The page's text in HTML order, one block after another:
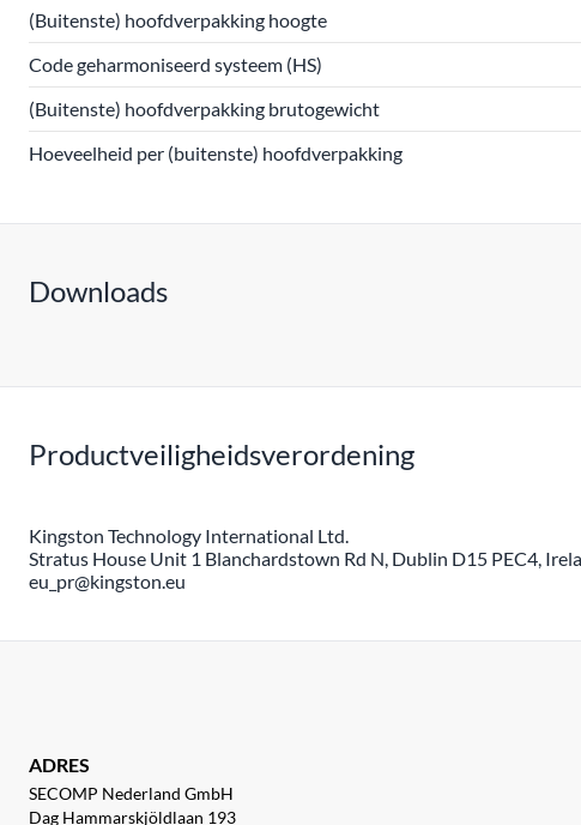
(Buitenste) hoofdverpakking hoogte
Code geharmoniseerd systeem (HS)
(Buitenste) hoofdverpakking brutogewicht
Hoeveelheid per (buitenste) hoofdverpakking
Downloads
Productveiligheidsverordening
Kingston Technology International Ltd.
Stratus House Unit 1 Blanchardstown Rd N, Dublin D15 PEC4,
eu_pr@kingston.eu
ADRES
SECOMP Nederland GmbH
Dag Hammarskjöldlaan 193